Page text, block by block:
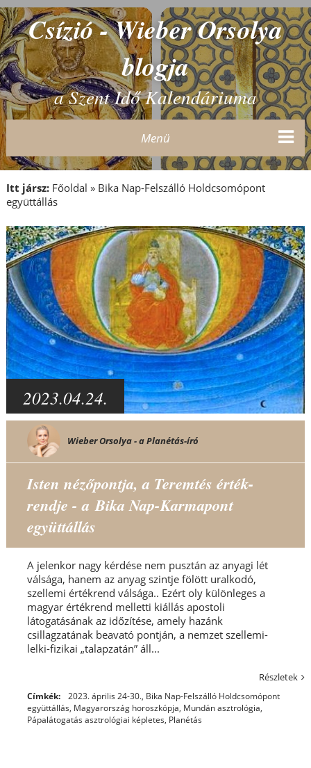
Csízió - Wieber Orsolya
blogja
a Szent Idő Kalendáriuma
Menü
Itt jársz: Főoldal » Bika Nap-Felszálló Holdcsomópont
együttállás
2023.04.24.
Wieber Orsolya - a Planétás-író
Isten nézőpontja, a Teremtés érték-
rendje - a Bika Nap-Karmapont
együttállás
A jelenkor nagy kérdése nem pusztán az anyagi lét
válsága, hanem az anyag szintje fölött uralkodó,
szellemi értékrend válsága.. Ezért oly különleges a
magyar értékrend melletti kiállás apostoli
látogatásának az időzítése, amely hazánk
csillagzatának beavató pontján, a nemzet szellemi-
lelki-fizikai „talapzatán” áll...
Részletek
Címkék: 2023. április 24-30., Bika Nap-Felszálló Holdcsomópont
együttállás, Magyarország horoszkópja, Mundán asztrológia,
Pápalátogatás asztrológiai képletes, Planétás